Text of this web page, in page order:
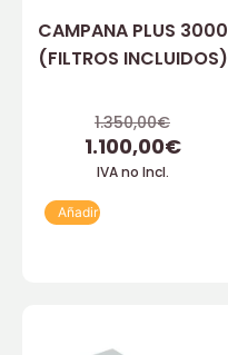
CAMPANA PLUS 3000
(FILTROS INCLUIDOS)
1.350,00€
1.100,00€
IVA no Incl.
Añadir